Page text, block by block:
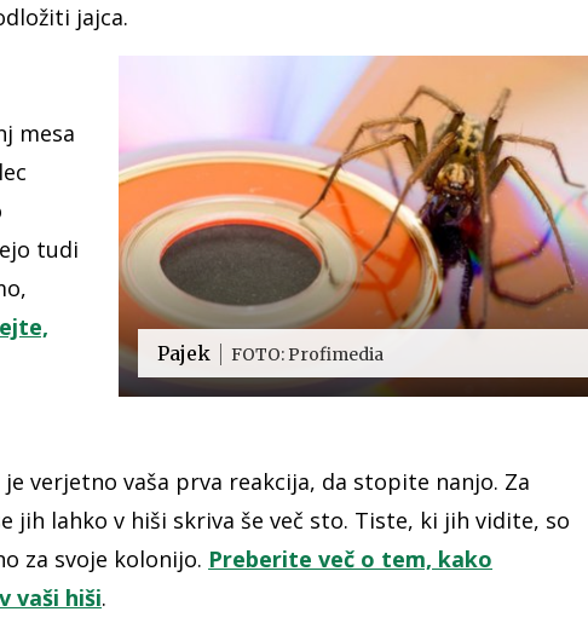
jajca.
Pajek FOTO: Profimedia
mesa
tudi
verjetno vaša prva reakcija, da stopite nanjo. Za
jih lahko v hiši skriva še več sto. Tiste, ki jih vidite, so
za svoje kolonijo. Preberite več o tem, kako
vaši hiši.